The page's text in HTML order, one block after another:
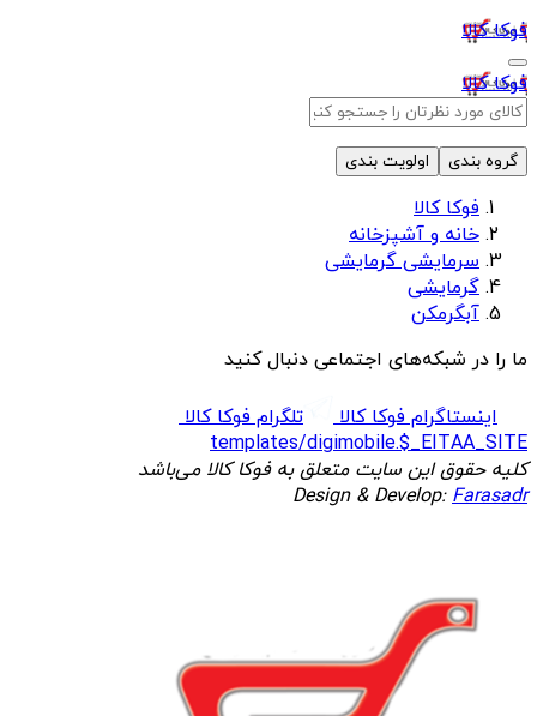
فوکا کالا
فوکا کالا
گروه بندی اولویت بندی
فوکا کالا
خانه و آشپزخانه
سرمایشی گرمایشی
گرمایشی
آبگرمکن
ما را در شبکه‌های اجتماعی دنبال کنید
اینستاگرام فوکا کالا
تلگرام فوکا کالا
templates/digimobile.$_EITAA_SITE
کلیه حقوق این سایت متعلق به فوکا کالا می‌باشد
Design & Develop:Farasadr